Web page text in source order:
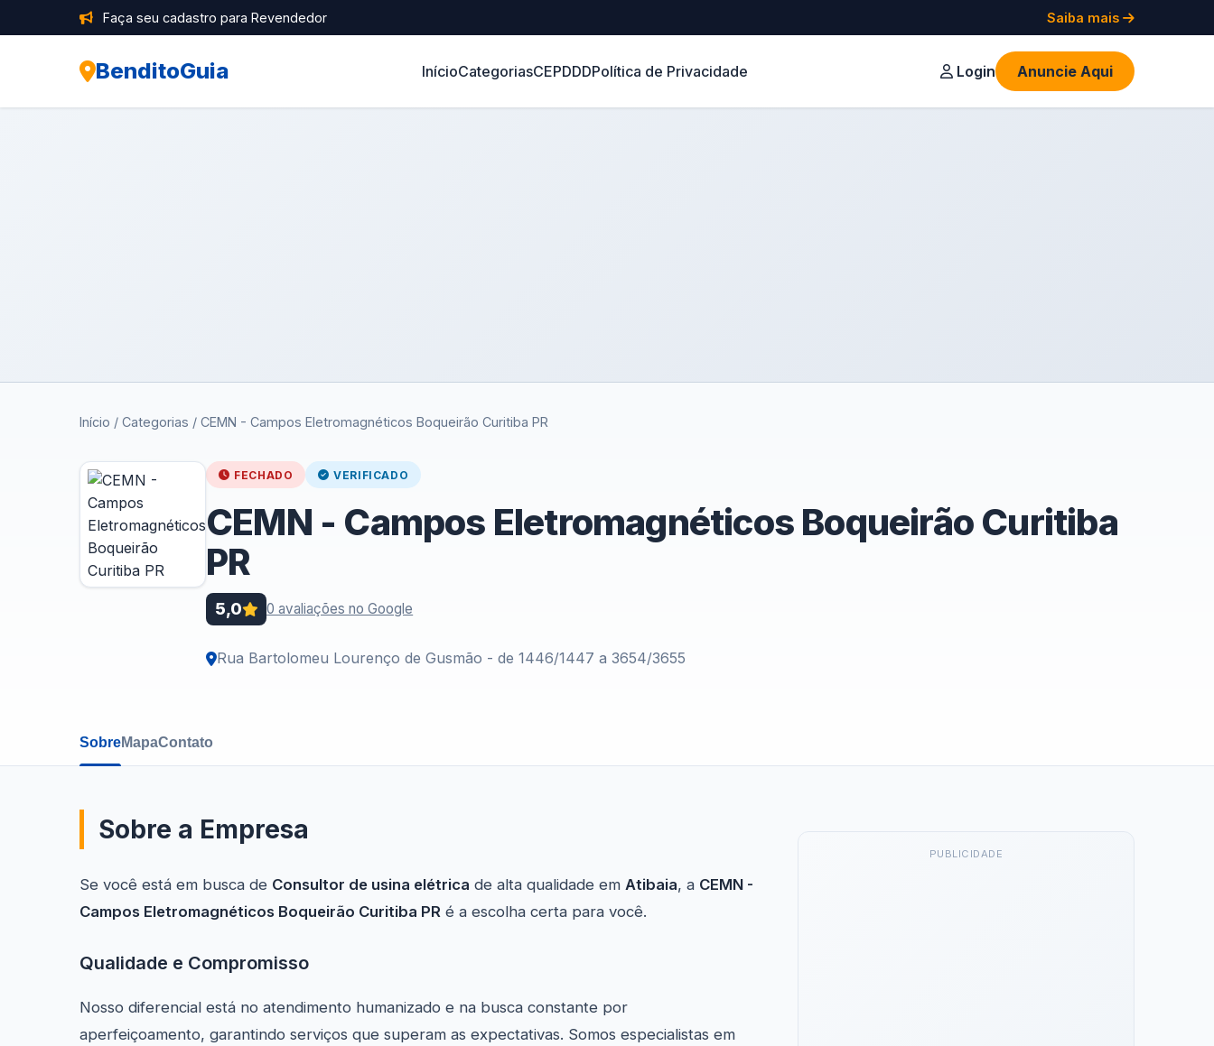
Faça seu cadastro para Revendedor Saiba mais
BenditoGuia InícioCategoriasCEPDDDPolítica de Privacidade Login Anuncie Aqui
Início / Categorias / CEMN - Campos Eletromagnéticos Boqueirão Curitiba PR
FECHADO VERIFICADO
CEMN - Campos Eletromagnéticos Boqueirão Curitiba
PR
5,0 0 avaliações no Google
Rua Bartolomeu Lourenço de Gusmão - de 1446/1447 a 3654/3655
SobreMapaContato
Sobre a Empresa
Se você está em busca de Consultor de usina elétrica de alta qualidade em Atibaia, a CEMN -
Campos Eletromagnéticos Boqueirão Curitiba PR é a escolha certa para você.
Qualidade e Compromisso
Nosso diferencial está no atendimento humanizado e na busca constante por
aperfeiçoamento, garantindo serviços que superam as expectativas. Somos especialistas em
PUBLICIDADE